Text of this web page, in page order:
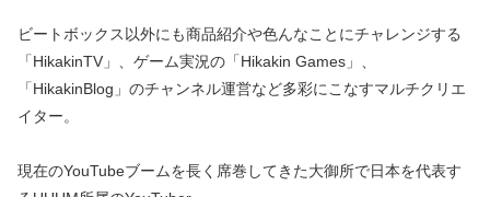
ビートボックス以外にも商品紹介や色んなことにチャレンジする
「HikakinTV」、ゲーム実況の「Hikakin Games」、
「HikakinBlog」のチャンネル運営など多彩にこなすマルチクリエ
イター。
現在のYouTubeブームを長く席巻してきた大御所で日本を代表す